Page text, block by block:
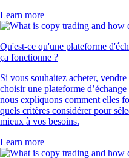
Learn more
Qu'est-ce qu'une plateforme
ça fonctionne ?
Si vous souhaitez acheter,
choisir une plateforme
nous expliquons comment elles
quels critères considérer pour
mieux à vos besoins.
Learn more